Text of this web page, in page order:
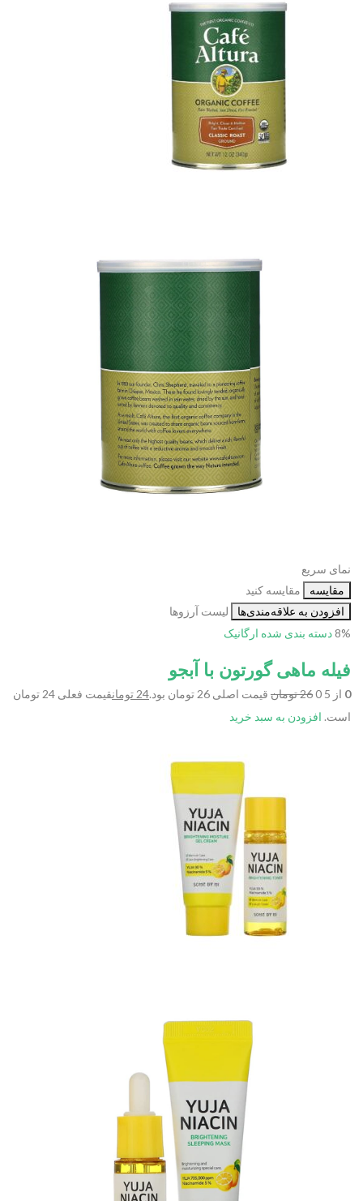
نمای سریع
مقایسه
مقایسه کنید
افزودن به علاقه‌مندی‌ها
لیست آرزوها
8%دسته بندی شده ارگانیک
فیله ماهی گورتون با آبجو
0 از 5 0 26 تومان قیمت اصلی 26 تومان بود. 24 تومان
قیمت فعلی 24 تومان
است. افزودن به سبد خرید